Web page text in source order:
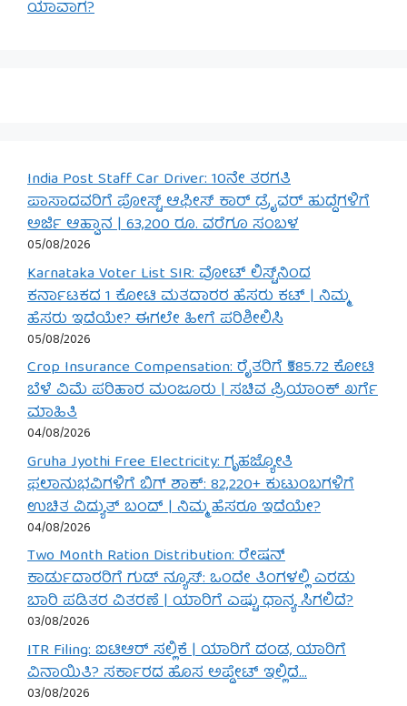
ಯಾವಾಗ?
India Post Staff Car Driver: 10ನೇ ತರಗತಿ
ಪಾಸಾದವರಿಗೆ ಪೋಸ್ಟ್ ಆಫೀಸ್ ಕಾರ್ ಡ್ರೈವರ್ ಹುದ್ದೆಗಳಿಗೆ
ಅರ್ಜಿ ಆಹ್ವಾನ | 63,200 ರೂ. ವರೆಗೂ ಸಂಬಳ
05/08/2026
Karnataka Voter List SIR: ವೋಟ್ ಲಿಸ್ಟ್‌ನಿಂದ
ಕರ್ನಾಟಕದ 1 ಕೋಟಿ ಮತದಾರರ ಹೆಸರು ಕಟ್ | ನಿಮ್ಮ
ಹೆಸರು ಇದೆಯೇ? ಈಗಲೇ ಹೀಗೆ ಪರಿಶೀಲಿಸಿ
05/08/2026
Crop Insurance Compensation: ರೈತರಿಗೆ ₹585.72 ಕೋಟಿ
ಬೆಳೆ ವಿಮೆ ಪರಿಹಾರ ಮಂಜೂರು | ಸಚಿವ ಪ್ರಿಯಾಂಕ್ ಖರ್ಗೆ
ಮಾಹಿತಿ
04/08/2026
Gruha Jyothi Free Electricity: ಗೃಹಜ್ಯೋತಿ
ಫಲಾನುಭವಿಗಳಿಗೆ ಬಿಗ್ ಶಾಕ್: 82,220+ ಕುಟುಂಬಗಳಿಗೆ
ಉಚಿತ ವಿದ್ಯುತ್ ಬಂದ್ | ನಿಮ್ಮ ಹೆಸರೂ ಇದೆಯೇ?
04/08/2026
Two Month Ration Distribution: ರೇಷನ್
ಕಾರ್ಡುದಾರರಿಗೆ ಗುಡ್ ನ್ಯೂಸ್: ಒಂದೇ ತಿಂಗಳಲ್ಲಿ ಎರಡು
ಬಾರಿ ಪಡಿತರ ವಿತರಣೆ | ಯಾರಿಗೆ ಎಷ್ಟು ಧಾನ್ಯ ಸಿಗಲಿದೆ?
03/08/2026
ITR Filing: ಐಟಿಆರ್ ಸಲ್ಲಿಕೆ | ಯಾರಿಗೆ ದಂಡ, ಯಾರಿಗೆ
ವಿನಾಯಿತಿ? ಸರ್ಕಾರದ ಹೊಸ ಅಪ್ಡೇಟ್ ಇಲ್ಲಿದೆ…
03/08/2026